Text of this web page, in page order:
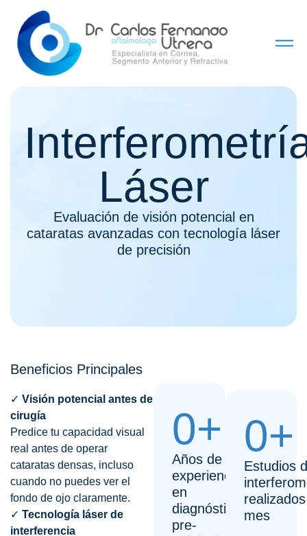
Láser
Evaluación de visión potencial en
cataratas avanzadas con tecnología láser
de precisión
Beneficios Principales
✓ Visión potencial antes de
cirugía
Predice tu capacidad visual
real antes de operar
cataratas densas, incluso
cuando no puedes ver el
fondo de ojo claramente.
✓ Tecnología láser de
interferencia
Años de
experiencia
en
diagnóstico
pre-
0+
Estudios
mes
0+